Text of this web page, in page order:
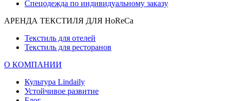
Спецодежда по индивидуальному заказу
АРЕНДА ТЕКСТИЛЯ ДЛЯ HoReCa
Текстиль для отелей
Текстиль для ресторанов
О КОМПАНИИ
Культура Lindaily
Устойчивое развитие